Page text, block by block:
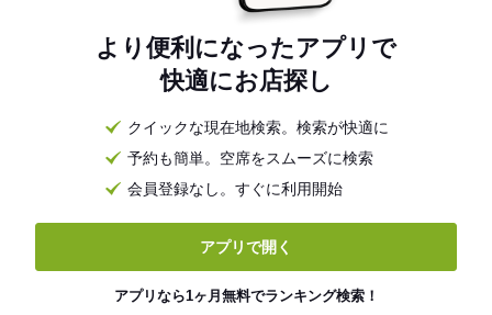
より便利になったアプリで
快適にお店探し
クイックな現在地検索。検索が快適に
予約も簡単。空席をスムーズに検索
会員登録なし。すぐに利用開始
アプリで開く
アプリなら1ヶ月無料でランキング検索！